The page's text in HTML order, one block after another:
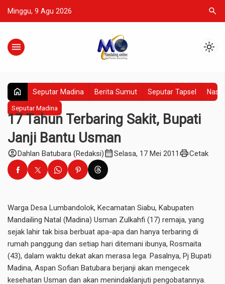
Minggu, 9 Agu 2026 search
menu light_mode
home Seputar Madina Berita Sumut Seputar Tapsel
Seputar Madina
17 Tahun Terbaring Sakit, Bupati
Janji Bantu Usman
account_circleDahlan Batubara (Redaksi)calendar_monthSelasa, 17 Mei 2011 printCetak
Warga Desa Lumbandolok, Kecamatan Siabu, Kabupaten
Mandailing Natal (Madina) Usman Zulkahfi (17) remaja, yang
sejak lahir tak bisa berbuat apa-apa dan hanya terbaring di
rumah panggung dan setiap hari ditemani ibunya, Rosmaita
(43), dalam waktu dekat akan merasa lega. Pasalnya, Pj Bupati
Madina, Aspan Sofian Batubara berjanji akan mengecek
kesehatan Usman dan akan menindaklanjuti pengobatannya.